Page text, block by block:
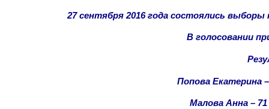
27 сентября 2016 года состоялись
В голосовании
Попова Екатерина –
Малова Анна –